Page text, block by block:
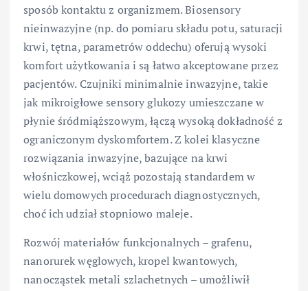
sposób kontaktu z organizmem. Biosensory
nieinwazyjne (np. do pomiaru składu potu, saturacji
krwi, tętna, parametrów oddechu) oferują wysoki
komfort użytkowania i są łatwo akceptowane przez
pacjentów. Czujniki minimalnie inwazyjne, takie
jak mikroigłowe sensory glukozy umieszczane w
płynie śródmiąższowym, łączą wysoką dokładność z
ograniczonym dyskomfortem. Z kolei klasyczne
rozwiązania inwazyjne, bazujące na krwi
włośniczkowej, wciąż pozostają standardem w
wielu domowych procedurach diagnostycznych,
choć ich udział stopniowo maleje.
Rozwój materiałów funkcjonalnych – grafenu,
nanorurek węglowych, kropel kwantowych,
nanocząstek metali szlachetnych – umożliwił